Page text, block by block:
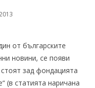
от българските
новини, се появи
зад фондацията
(в статията наричанa